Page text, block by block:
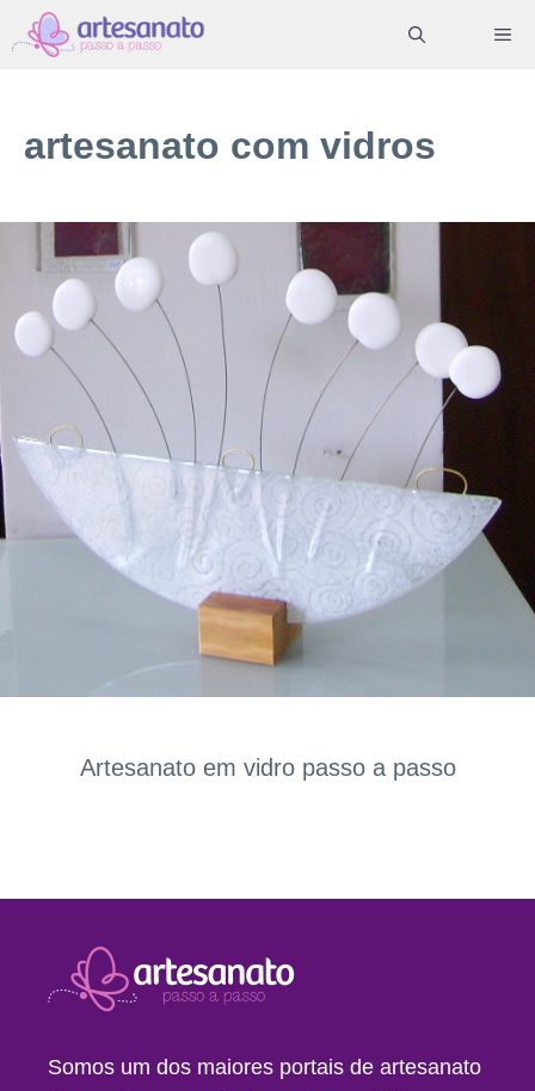
Pular
para
conteúdo
artesanato com vidros
Artesanato em vidro passo a passo
Somos um dos maiores portais de artesanato